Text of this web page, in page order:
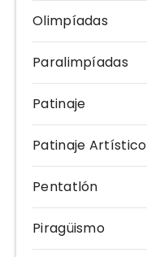
Olimpíadas
Paralimpíadas
Patinaje
Patinaje Artístico
Pentatlón
Piragüismo